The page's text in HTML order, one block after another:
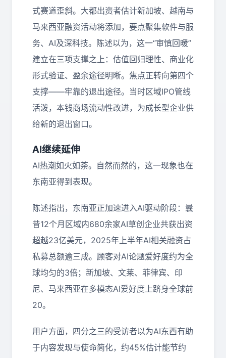
式赛道歪斜。大都出资者估计新加坡、越南与
马来西亚融资活动将添加，要点聚集软件与服
务、AI及深科技。陈述以为，这一“审慎回暖”
建立在三项支撑之上：估值回归理性、商业化
形式验证、盈余途径明晰。焦点正转向第四个
支撑——牢靠的退出途径。当时区域IPO管线
活泼，本钱商场流动性改进，为成长型企业供
给新的退出窗口。
AI继续延伸
AI热潮如火如荼。自然而然的，这一现象也在
东南亚得到表现。
陈述指出，东南亚正加速进入AI驱动阶段：曩
昔12个月区域内680余家AI草创企业共获出资
超越23亿美元，2025年上半年AI相关融资占
私募总额逾三成。顾客对AI论题爱好度约为全
球均匀的3倍；新加坡、文莱、菲律宾、印
尼、马来西亚在多模态AI爱好度上跻身全球前
20。
用户方面，四分之三的受访者以为AI东西有助
于内容发现与使命简化，约45%估计能节约